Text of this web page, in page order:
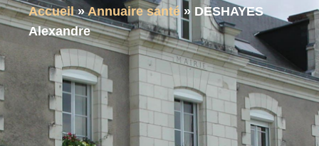
Accueil»Annuaire santé » DESHAYES
Alexandre